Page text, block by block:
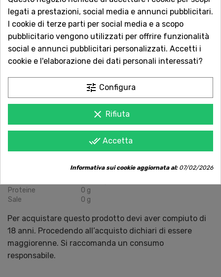
Contattaci online oppure chiama per
qualsiasi informazione.
Ingredienti:
Acqua, alcool etilico (distillato da riso e tapioca),
fruttosio, succo concentrato di pesca, aroma naturale
e artificiale di pesca, acido citrico (E330), dolcificanti
(sucralosio, Stevioside). Gradazione Alcolica:
Valori Nutrizionali Medi (per 100ml)
420-488 kJ / 100-116 kcal
Grassi
0 g
2.5 - 6 g
Proteine
0 g
Sale
0 g
Per acquistare questo prodotto devi aver compiuto di
18 anni. Procedendo all’acquisto dichiari di essere
maggiorenne. Si raccomanda un consumo
responsabile.
legati a prestazioni, social media e annunci pubblicitari.
I cookie di terze parti per social media e a scopo
pubblicitario vengono utilizzati per offrire funzionalità
social e annunci pubblicitari personalizzati. Accetti i
cookie e l'elaborazione dei dati personali interessati?
tune Configura
clear Rifiuta
done_all Accetta
Informativa sui cookie aggiornata al:07/02/2026